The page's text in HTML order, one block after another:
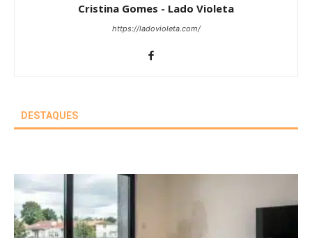
Cristina Gomes - Lado Violeta
https://ladovioleta.com/
DESTAQUES